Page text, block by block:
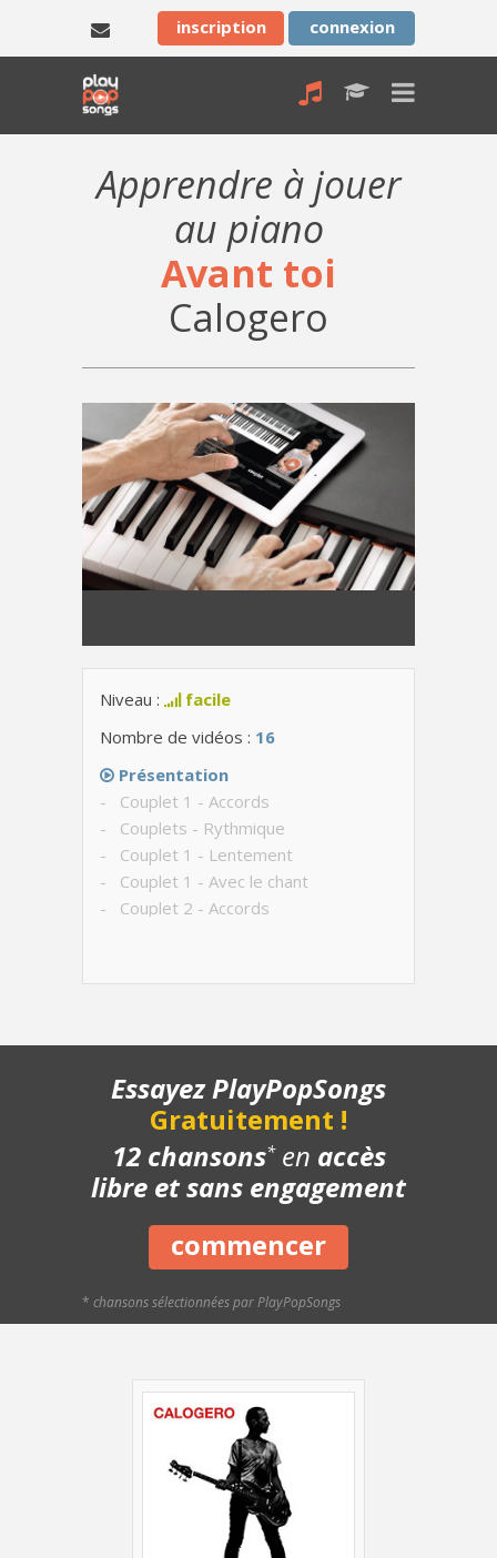
inscription connexion
Apprendre à jouer
au piano
Avant toi
Calogero
Niveau :
facile
Nombre de vidéos : 16
Présentation
- Couplet 1 - Accords
- Couplets - Rythmique
- Couplet 1 - Lentement
- Couplet 1 - Avec le chant
- Couplet 2 - Accords
- Refrain - Accords
- Refrain - Lentement
- Structure de la chanson
- Chanson complète
- Playback piano
- Bonus
Essayez PlayPopSongs
Gratuitement !
12 chansons*en accès
libre et sans engagement
commencer
* chansons sélectionnées par PlayPopSongs